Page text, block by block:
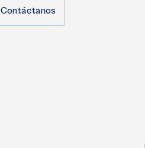
Contáctanos